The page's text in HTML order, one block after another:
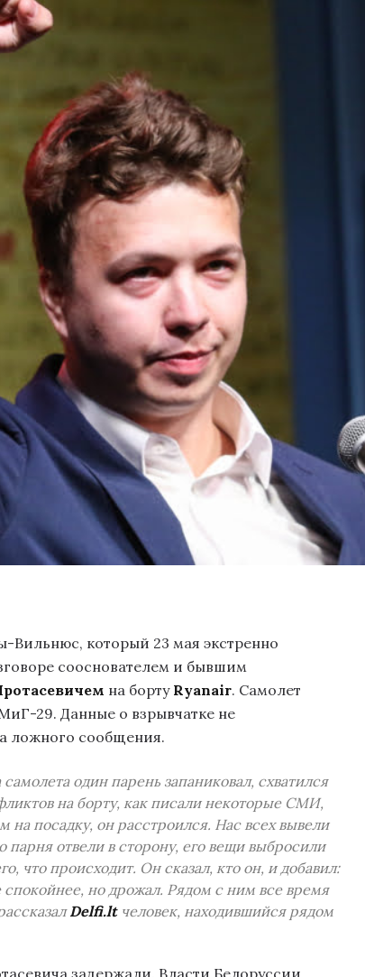
который 23 мая экстренно
сооснователем и бывшим
на борту Ryanair. Самолет
29. Данные о взрывчатке не
ложного сообщения.
один парень запаниковал, схватился
на борту, как писали некоторые СМИ,
на посадку, он расстроился. Нас всех вывели
отвели в сторону, его вещи выбросили
что происходит. Он сказал, кто он, и добавил:
но дрожал. Рядом с ним все время
Delfi.ltчеловек, находившийся рядом